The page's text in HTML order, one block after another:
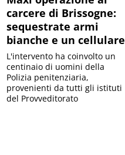
carcere di Brissogne:
sequestrate armi
bianche e un cellulare
L'intervento ha coinvolto un
centinaio di uomini della
Polizia penitenziaria,
provenienti da tutti gli istituti
del Provveditorato